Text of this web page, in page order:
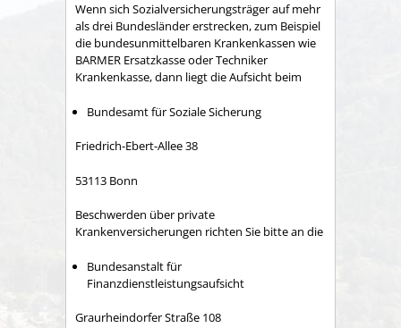
Wenn sich Sozialversicherungsträger auf mehr
als drei Bundesländer erstrecken, zum Beispiel
die bundesunmittelbaren Krankenkassen wie
BARMER Ersatzkasse oder Techniker
Krankenkasse, dann liegt die Aufsicht beim
Bundesamt für Soziale Sicherung
Friedrich-Ebert-Allee 38
53113 Bonn
Beschwerden über private
Krankenversicherungen richten Sie bitte an die
Bundesanstalt für
Finanzdienstleistungsaufsicht
Graurheindorfer Straße 108